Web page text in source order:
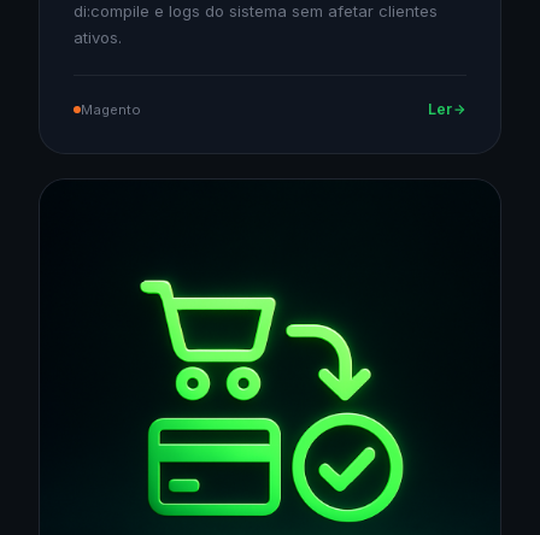
di:compile e logs do sistema sem afetar clientes
ativos.
Magento Ler